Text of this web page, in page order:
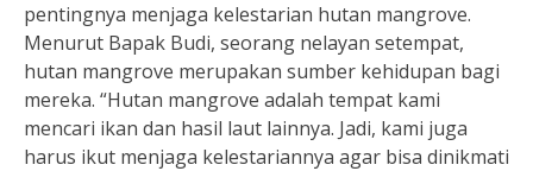
pentingnya menjaga kelestarian hutan mangrove.
Menurut Bapak Budi, seorang nelayan setempat,
hutan mangrove merupakan sumber kehidupan bagi
mereka. “Hutan mangrove adalah tempat kami
mencari ikan dan hasil laut lainnya. Jadi, kami juga
harus ikut menjaga kelestariannya agar bisa dinikmati